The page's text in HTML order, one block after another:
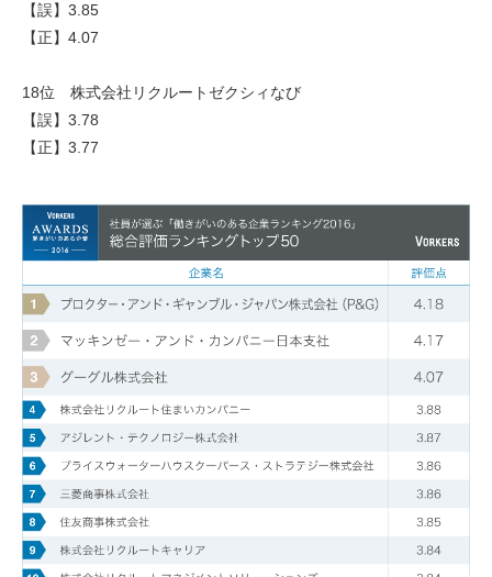
【誤】3.85
【正】4.07
18位 株式会社リクルートゼクシィなび
【誤】3.78
【正】3.77